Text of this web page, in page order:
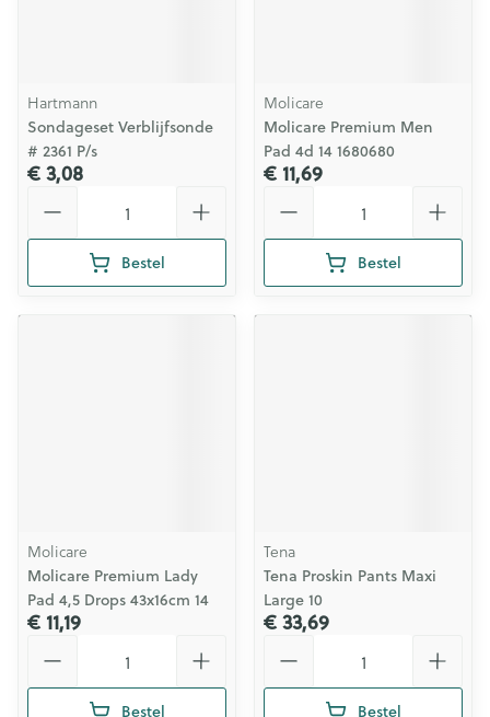
Hartmann
Sondageset Verblijfsonde
# 2361 P/s
€ 3,08
Bestel
Molicare
Molicare Premium Men
Pad 4d 14 1680680
€ 11,69
Bestel
Molicare
Molicare Premium Lady
Pad 4,5 Drops 43x16cm 14
€ 11,19
Bestel
Tena
Tena Proskin Pants Maxi
Large 10
€ 33,69
Bestel